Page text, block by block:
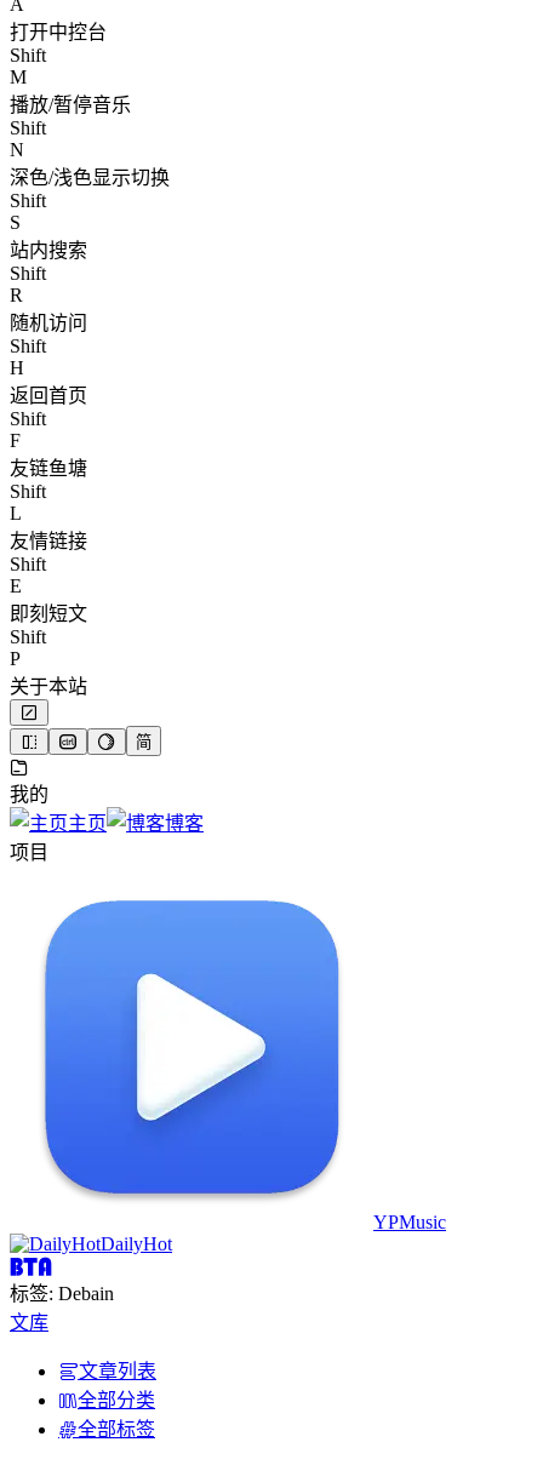
打开中控台
Shift
M
播放/暂停音乐
Shift
N
深色/浅色显示切换
Shift
S
站内搜索
Shift
R
随机访问
Shift
H
返回首页
Shift
F
友链鱼塘
Shift
L
友情链接
Shift
E
即刻短文
Shift
P
关于本站
简
我的
主页
博客
项目
YPMusic
DailyHot
标签: Debain
文库
文章列表
全部分类
全部标签